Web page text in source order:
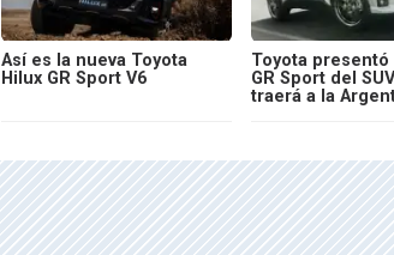
Así es la nueva Toyota
Hilux GR Sport V6
Toyota presentó
GR Sport del
traerá a la